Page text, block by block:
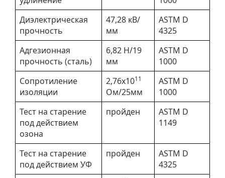
Диэлектрическая
прочность
47,28 кВ/
мм
ASTM D
4325
Адгезионная
прочность (сталь)
6,82 Н/19
мм
ASTM D
1000
Сопротиление
изоляции
2,76x1011
Ом/25мм
ASTM D
1000
Тест на старение
под действием
озона
пройден
ASTM D
1149
Тест на старение
под действием УФ
пройден
ASTM D
4325